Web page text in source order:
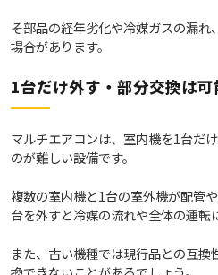
そ部品の経年劣化や冷媒ガスの漏れ
場合があります。
1台だけ外す・部分交換は可
マルチエアコンは、室内機を1台だ
のが難しい設備です。
複数の室内機と1台の室外機が配管
台を外すと冷媒の流れや全体の運転
また、古い機種では現行品との互